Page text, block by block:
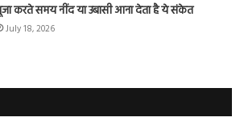
करते समय नींद या उबासी आना देता है ये संकेत
July 18, 2026